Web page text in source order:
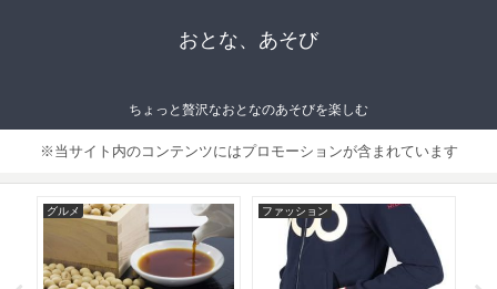
おとな、あそび
ちょっと贅沢なおとなのあそびを楽しむ
※当サイト内のコンテンツにはプロモーションが含まれています
ファッション アウトドア・スポーツ